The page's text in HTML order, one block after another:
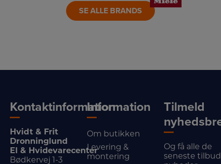
SE ALLE BRANDS
Kontaktinformation
Hvidt & Frit
Dronninglund
El & Hvidevarecenter
Bødkervej 1-3
Information
Om butikken
Levering &
montering
Tilmeld
Og få alle de
seneste